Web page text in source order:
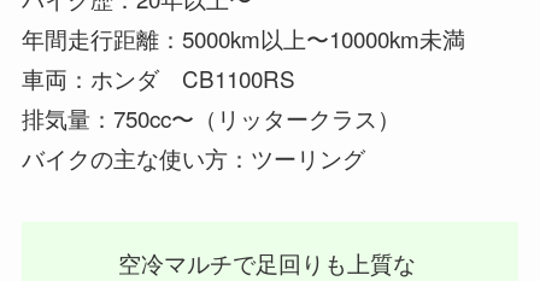
年間走行距離：5000km以上〜10000km未満
車両：ホンダ CB1100RS
排気量：750cc〜（リッタークラス）
バイクの主な使い方：ツーリング
空冷マルチで足回りも上質な